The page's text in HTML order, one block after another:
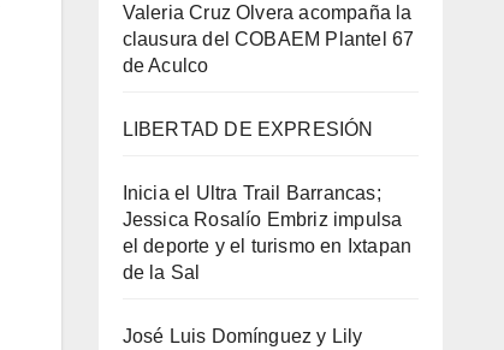
Valeria Cruz Olvera acompaña la
clausura del COBAEM Plantel 67
de Aculco
LIBERTAD DE EXPRESIÓN
Inicia el Ultra Trail Barrancas;
Jessica Rosalío Embriz impulsa
el deporte y el turismo en Ixtapan
de la Sal
José Luis Domínguez y Lily